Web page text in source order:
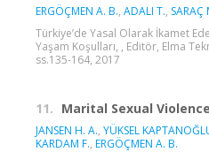
ERGÖÇMEN A. B., ADALI T., SARAÇ
Türkiye’de Yasal Olarak İkamet
Yaşam Koşulları, , Editör, Elma
ss.135-164, 2017
11. Marital Sexual
JANSEN H. A., YÜKSEL
KARDAM F., ERGÖÇMEN A. B.